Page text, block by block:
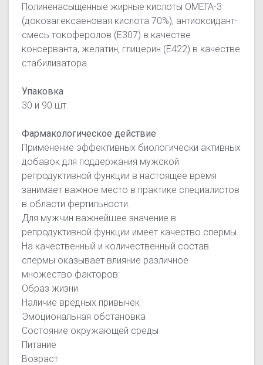
Полиненасыщенные жирные кислоты ОМЕГА-3
(докозагексаеновая кислота 70%), антиоксидант-
смесь токоферолов (Е307) в качестве
консерванта, желатин, глицерин (Е422) в качестве
стабилизатора.
Упаковка
30 и 90 шт.
Фармакологическое действие
Применение эффективных биологически активных
добавок для поддержания мужской
репродуктивной функции в настоящее время
занимает важное место в практике специалистов
в области фертильности.
Для мужчин важнейшее значение в
репродуктивной функции имеет качество спермы.
На качественный и количественный состав
спермы оказывает влияние различное
множество факторов:
Образ жизни
Наличие вредных привычек
Эмоциональная обстановка
Состояние окружающей среды
Питание
Возраст